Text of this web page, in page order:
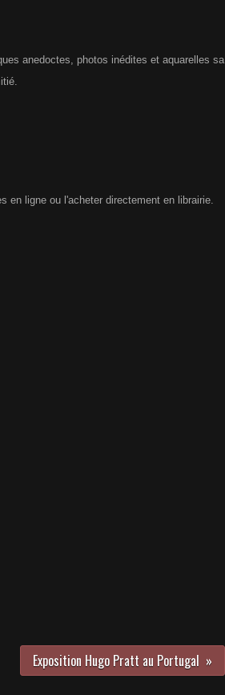
anedoctes, photos inédites et aquarelles sa
en ligne ou l'acheter directement en librairie.
Exposition Hugo Pratt au Portugal